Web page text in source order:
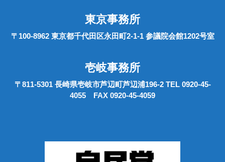
東京事務所
〒100-8962 東京都千代田区永田町2-1-1 参議院会館1202号室
壱岐事務所
〒811-5301 長崎県壱岐市芦辺町芦辺浦196-2 TEL 0920-45-
4055 FAX 0920-45-4059